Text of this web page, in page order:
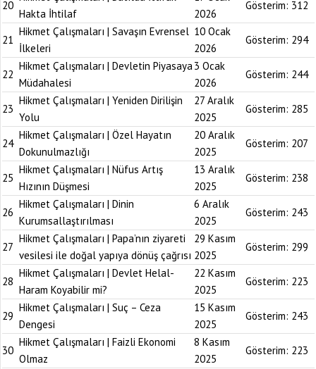
20
Hakta İhtilaf
2026
Gösterim: 312
21
Hikmet Çalışmaları | Savaşın Evrensel
İlkeleri
10 Ocak
2026
Gösterim: 294
22
Hikmet Çalışmaları | Devletin Piyasaya
Müdahalesi
3 Ocak
2026
Gösterim: 244
23
Hikmet Çalışmaları | Yeniden Dirilişin
Yolu
27 Aralık
2025
Gösterim: 285
24
Hikmet Çalışmaları | Özel Hayatın
Dokunulmazlığı
20 Aralık
2025
Gösterim: 207
25
Hikmet Çalışmaları | Nüfus Artış
Hızının Düşmesi
13 Aralık
2025
Gösterim: 238
26
Hikmet Çalışmaları | Dinin
Kurumsallaştırılması
6 Aralık
2025
Gösterim: 243
27
Hikmet Çalışmaları | Papa’nın ziyareti
vesilesi ile doğal yapıya dönüş çağrısı
29 Kasım
2025
Gösterim: 299
28
Hikmet Çalışmaları | Devlet Helal-
Haram Koyabilir mi?
22 Kasım
2025
Gösterim: 223
29
Hikmet Çalışmaları | Suç – Ceza
Dengesi
15 Kasım
2025
Gösterim: 243
30
Hikmet Çalışmaları | Faizli Ekonomi
Olmaz
8 Kasım
2025
Gösterim: 223